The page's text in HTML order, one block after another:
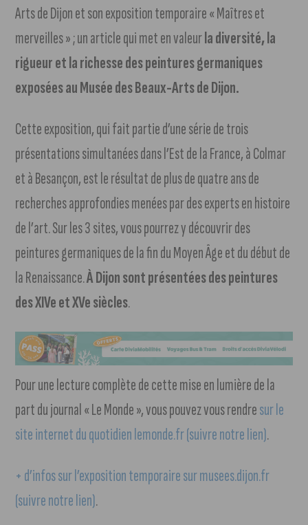
Arts de Dijon et son exposition temporaire « Maîtres et
merveilles » ; un article qui met en valeurla diversité, la
rigueur et la richesse des peintures germaniques
exposées au Musée des Beaux-Arts de Dijon.
Cette exposition, qui fait partie d’une série de trois
présentations simultanées dans l’Est de la France, à Colmar
et à Besançon, est le résultat de plus de quatre ans de
recherches approfondies menées par des experts en histoire
de l’art. Sur les 3 sites, vous pourrez y découvrir des
peintures germaniques de la fin du Moyen Âge et du début de
la Renaissance.À Dijon sont présentées des peintures
des XIVe et XVe siècles.
Pour une lecture complète de cette mise en lumière de la
part du journal « Le Monde », vous pouvez vous rendresur le
site internet du quotidien lemonde.fr (suivre notre lien).
+ d’infos sur l’exposition temporaire sur musees.dijon.fr
(suivre notre lien).